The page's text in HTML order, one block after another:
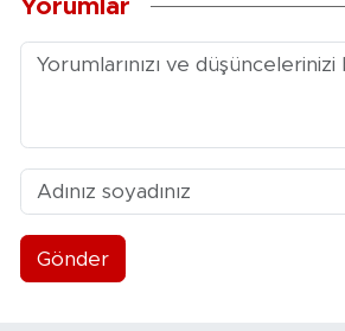
Yorumlar
Gönder